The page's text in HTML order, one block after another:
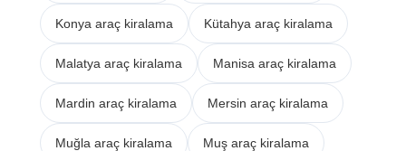
Konya araç kiralama Kütahya araç kiralama
Malatya araç kiralama Manisa araç kiralama
Mardin araç kiralama Mersin araç kiralama
Muğla araç kiralama Muş araç kiralama